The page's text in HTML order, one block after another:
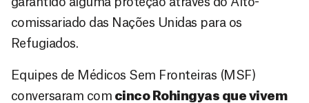
comissariado das Nações Unidas para os
Refugiados.
Equipes de Médicos Sem Fronteiras (MSF)
conversaram com cinco Rohingyas que vivem